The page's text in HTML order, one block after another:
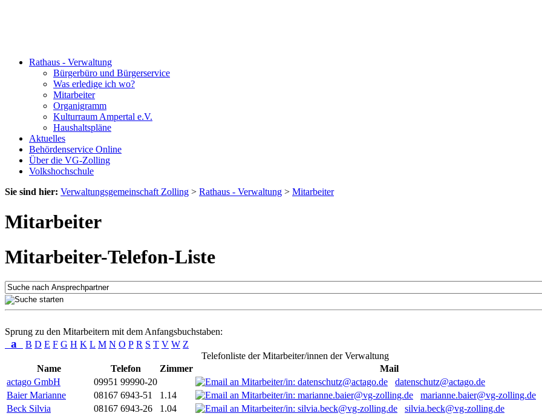
Rathaus - Verwaltung
Bürgerbüro und Bürgerservice
Was erledige ich wo?
Mitarbeiter
Organigramm
Kulturraum Ampertal e.V.
Haushaltspläne
Aktuelles
Behördenservice Online
Über die VG-Zolling
Volkshochschule
Sie sind hier: Verwaltungsgemeinschaft Zolling > Rathaus - Verwaltung > Mitarbeiter
Mitarbeiter
Mitarbeiter-Telefon-Liste
Sprung zu den Mitarbeitern mit dem Anfangsbuchstaben:
a B D E F G H K L M N O P R S T V W Z
Telefonliste der Mitarbeiter/innen der Verwaltung
Name
Telefon Zimmer
Mail
actago GmbH
09951 99990-20
datenschutz@actago.de
Baier Marianne
08167 6943-51 1.14
marianne.baier@vg-zolling.de
Beck Silvia
08167 6943-26 1.04
silvia.beck@vg-zolling.de